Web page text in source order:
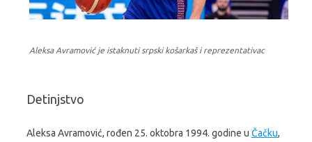
Aleksa Avramović je istaknuti srpski košarkaš i reprezentativac
Detinjstvo
Aleksa Avramović, rođen 25. oktobra 1994. godine u Čačku,